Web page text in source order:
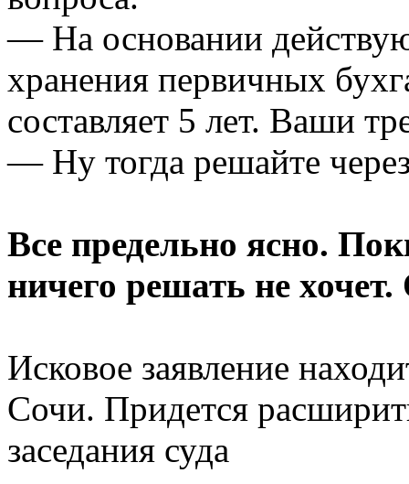
— На основании
хранения первичных
составляет 5 лет. Ваши
— Ну тогда решайте
Все предельно ясно.
ничего решать не
Исковое заявление
Сочи. Придется
заседания суда